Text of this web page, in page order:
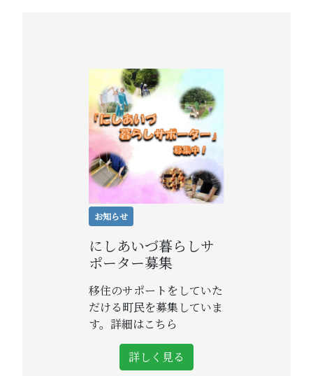
お知らせ
にしあいづ暮らしサ
ポーター募集
移住のサポートをしていた
だける町民を募集していま
す。詳細はこちら
詳しく見る